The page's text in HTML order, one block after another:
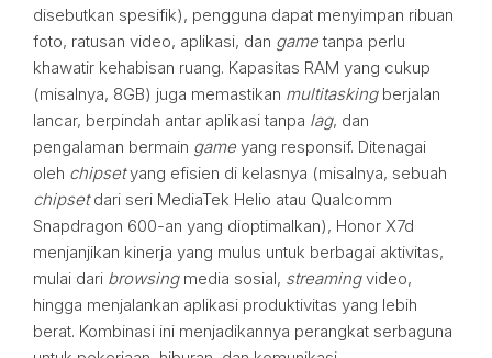
disebutkan spesifik), pengguna dapat menyimpan ribuan
foto, ratusan video, aplikasi, dan gametanpa perlu
khawatir kehabisan ruang. Kapasitas RAM yang cukup
(misalnya, 8GB) juga memastikan multitaskingberjalan
lancar, berpindah antar aplikasi tanpa lag, dan
pengalaman bermain gameyang responsif. Ditenagai
oleh chipsetyang efisien di kelasnya (misalnya, sebuah
chipsetdari seri MediaTek Helio atau Qualcomm
Snapdragon 600-an yang dioptimalkan), Honor X7d
menjanjikan kinerja yang mulus untuk berbagai aktivitas,
mulai dari browsingmedia sosial, streamingvideo,
hingga menjalankan aplikasi produktivitas yang lebih
berat. Kombinasi ini menjadikannya perangkat serbaguna